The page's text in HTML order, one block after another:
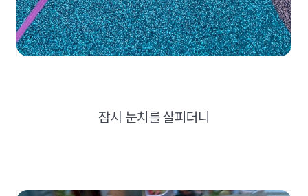
잠시 눈치를 살피더니